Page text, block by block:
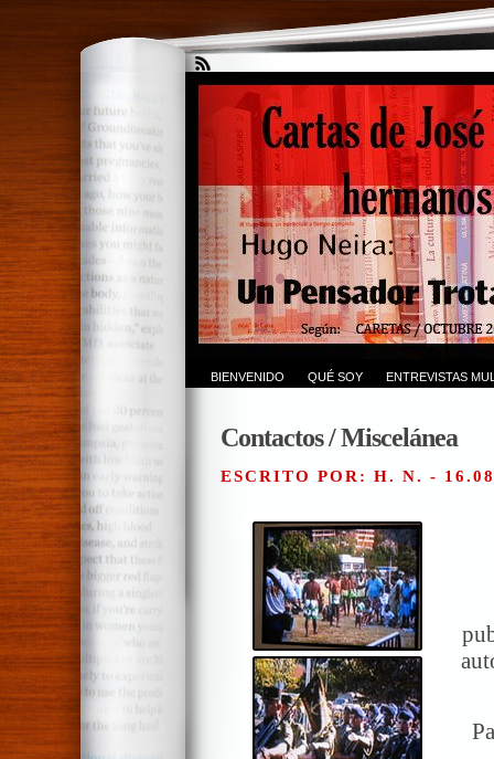
BIENVENIDO QUÉ SOY ENTREVISTAS
Contactos / Miscelánea
ESCRITO POR: H. N. -